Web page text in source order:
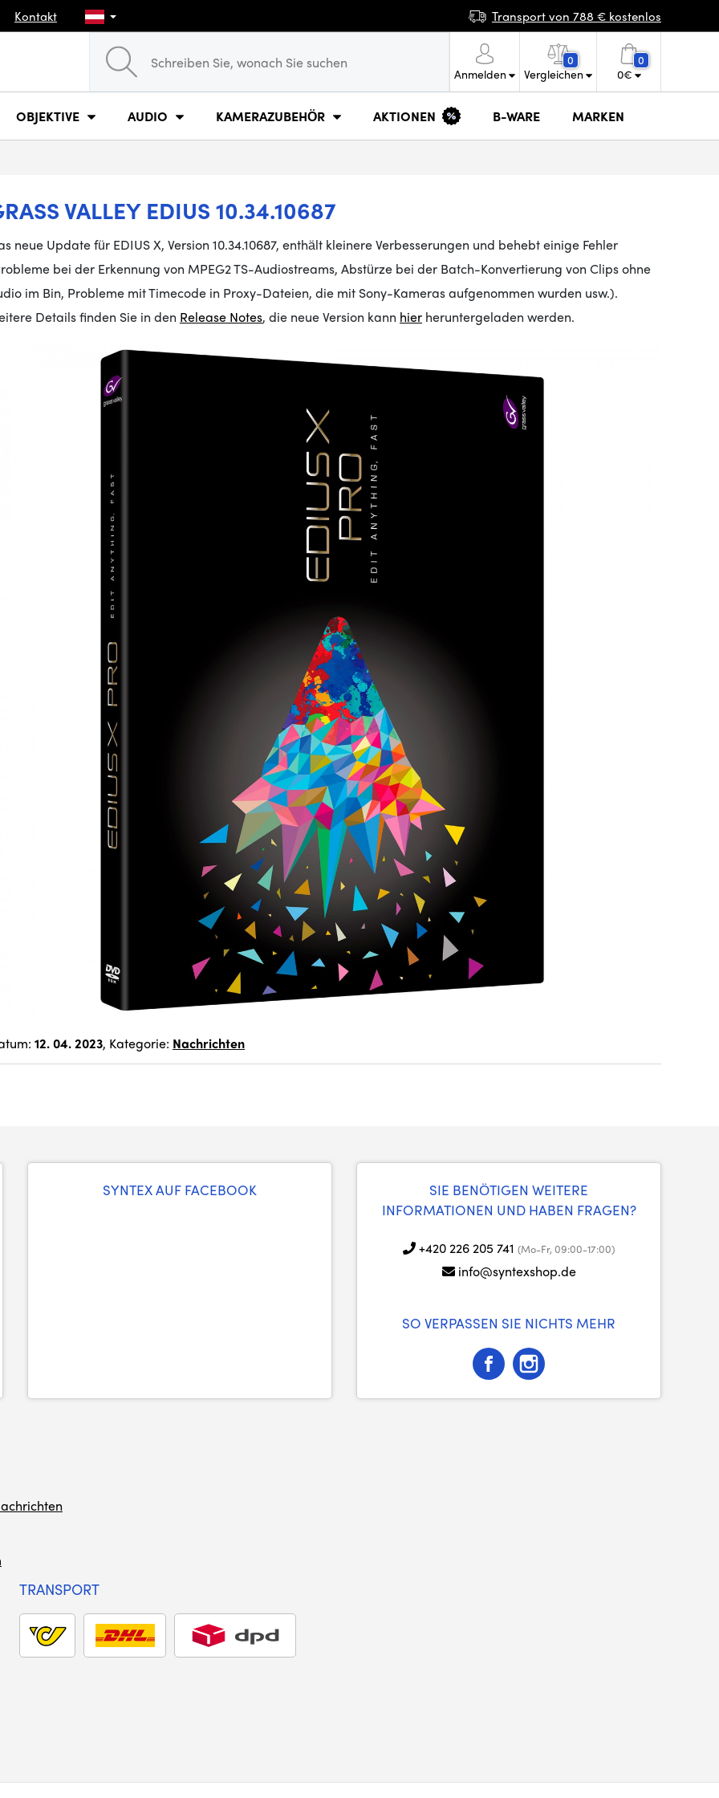
Kontakt Transport von 788 € kostenlos
Anmelden
0
Vergleichen
0
0€
OBJEKTIVE AUDIO KAMERAZUBEHÖR AKTIONEN B-WARE MARKEN
VALLEY EDIUS 10.34.10687
neue Update für EDIUS X, Version 10.34.10687, enthält kleinere Verbesserungen und behebt einige Fehler
bei der Erkennung von MPEG2 TS-Audiostreams, Abstürze bei der Batch-Konvertierung von Clips ohne
im Bin, Probleme mit Timecode in Proxy-Dateien, die mit Sony-Kameras aufgenommen wurden usw.).
Details finden Sie in den Release Notes, die neue Version kann hier heruntergeladen werden.
12. 04. 2023, Kategorie: Nachrichten
SYNTEX AUF FACEBOOK
SIE BENÖTIGEN WEITERE
INFORMATIONEN UND HABEN FRAGEN?
+420 226 205 741 (Mo-Fr, 09:00-17:00)
info@syntexshop.de
SO VERPASSEN SIE NICHTS MEHR
TRANSPORT